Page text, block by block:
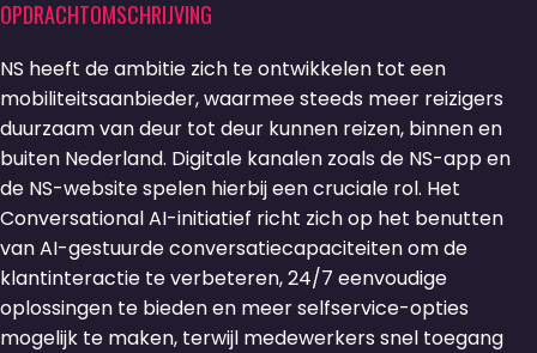
OPDRACHTOMSCHRIJVING
NS heeft de ambitie zich te ontwikkelen tot een
mobiliteitsaanbieder, waarmee steeds meer reizigers
duurzaam van deur tot deur kunnen reizen, binnen en
buiten Nederland. Digitale kanalen zoals de NS-app en
de NS-website spelen hierbij een cruciale rol. Het
Conversational AI-initiatief richt zich op het benutten
van AI-gestuurde conversatiecapaciteiten om de
klantinteractie te verbeteren, 24/7 eenvoudige
oplossingen te bieden en meer selfservice-opties
mogelijk te maken, terwijl medewerkers snel toegang